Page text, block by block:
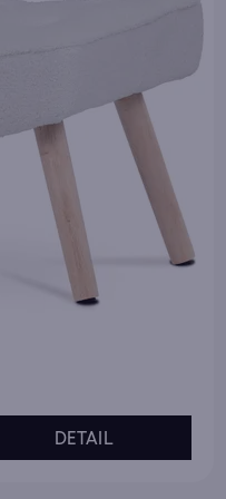
DETAIL